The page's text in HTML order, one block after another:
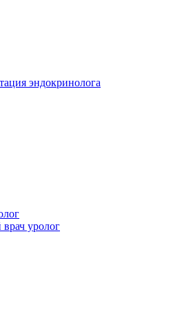
эндокринолога
врач уролог